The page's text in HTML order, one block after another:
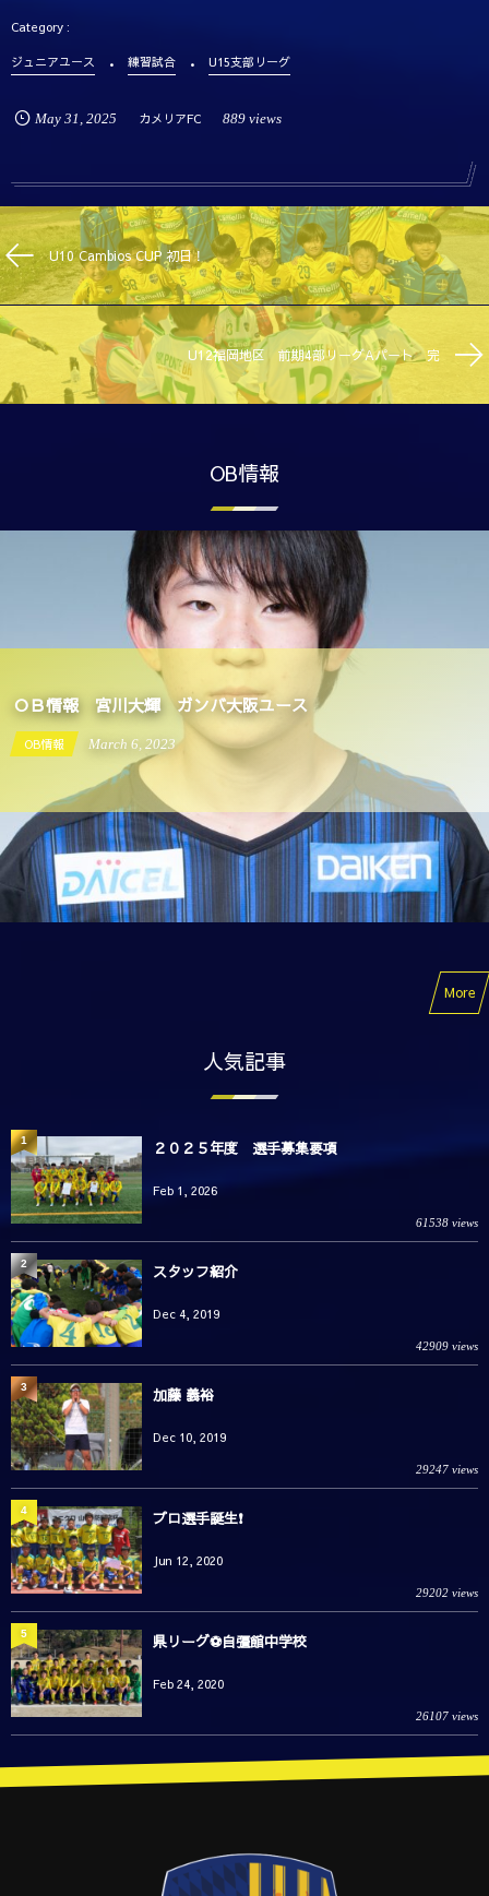
ジュニアユース 練習試合 U15支部リーグ
May 31 , 2025 カメリアFC 889 views
U10 Cambios CUP 初日！
U12福岡地区 前期4部リーグAパート 完
OB情報
OB情報 宮川大輝 ガンバ大阪ユース
OB情報 September 19
More
人気記事
２０２５年度 選手募集要項
Feb 1, 2026
61538 views
1
スタッフ紹介
Dec 4, 2019
42909 views
2
加藤 義裕
Dec 10, 2019
29247 views
3
プロ選手誕生❗️
Jun 12, 2020
29202 views
4
県リーグ⚽️自彊館中学校
Feb 24, 2020
26107 views
5